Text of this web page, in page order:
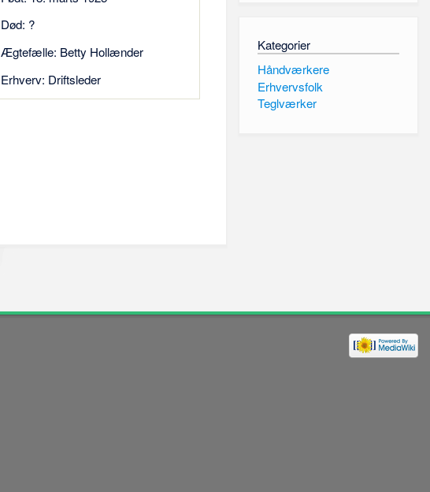
Død: ?
Ægtefælle: Betty Hollænder
Erhverv: Driftsleder
Kategorier
Håndværkere
Erhvervsfolk
Teglværker